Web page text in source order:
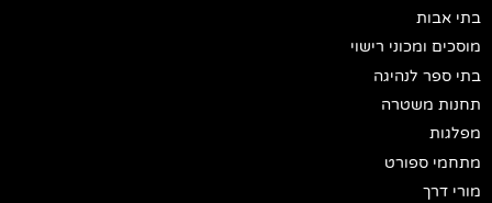
בתי אבות
מוסכים ומכוני רישוי
בתי ספר לנהיגה
תחנות משטרה
מפלגות
מתחמי ספורט
מורי דרך